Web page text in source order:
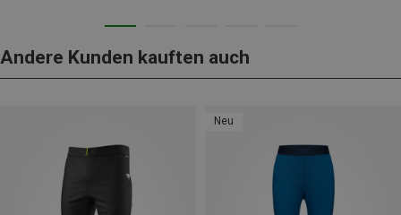
Andere Kunden kauften auch
Neu